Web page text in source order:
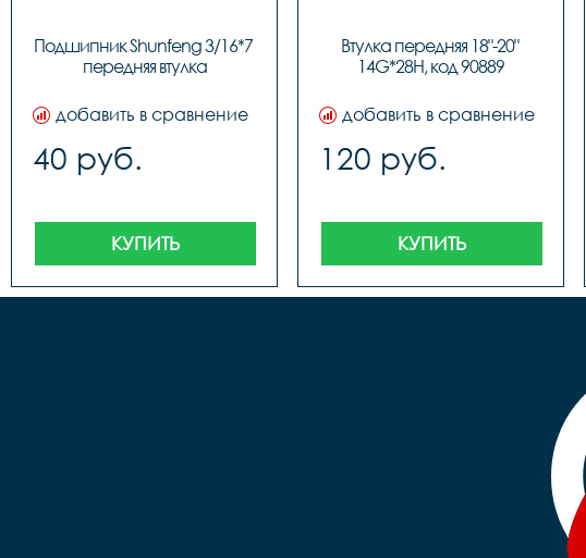
Подшипник Shunfeng 3/16*7
передняя втулка
добавить в сравнение
40 руб.
КУПИТЬ
Втулка передняя 18"-20"
14G*28H, код 90889
добавить в сравнение
120 руб.
КУПИТЬ